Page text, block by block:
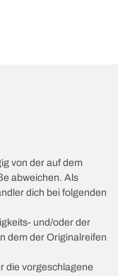
von der auf dem
abweichen. Als
dich bei folgenden
und/oder der
dem der Originalreifen
die vorgeschlagene